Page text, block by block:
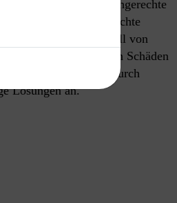
Dachfläche durch fachgerechte
über die fachgerechte
Besonders im Fall von
Früherkennung von Schäden
behoben oder sogar durch
Lösungen an.